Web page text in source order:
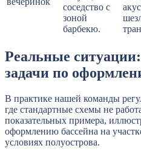
соседство с
зоной
барбекю.
Реальные
задачи по
В практике нашей команды
где стандартные схемы не
показательных примера,
оформлению бассейна на
условиях полуострова.